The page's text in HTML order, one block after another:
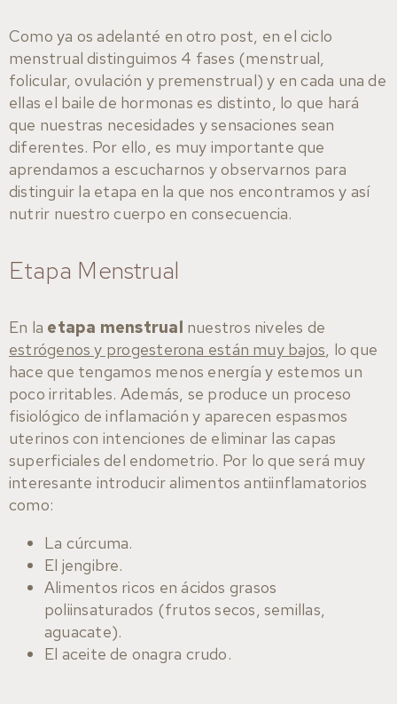
Como ya os adelanté en otro post, en el ciclo
menstrual distinguimos 4 fases (menstrual,
folicular, ovulación y premenstrual) y en cada una de
ellas el baile de hormonas es distinto, lo que hará
que nuestras necesidades y sensaciones sean
diferentes. Por ello, es muy importante que
aprendamos a escucharnos y observarnos para
distinguir la etapa en la que nos encontramos y así
nutrir nuestro cuerpo en consecuencia.
Etapa Menstrual
En la etapa menstrual nuestros niveles de
estrógenos y progesterona están muy bajos, lo que
hace que tengamos menos energía y estemos un
poco irritables. Además, se produce un proceso
fisiológico de inflamación y aparecen espasmos
uterinos con intenciones de eliminar las capas
superficiales del endometrio. Por lo que será muy
interesante introducir alimentos antiinflamatorios
como:
La cúrcuma.
El jengibre.
Alimentos ricos en ácidos grasos
poliinsaturados (frutos secos, semillas,
aguacate).
El aceite de onagra crudo.